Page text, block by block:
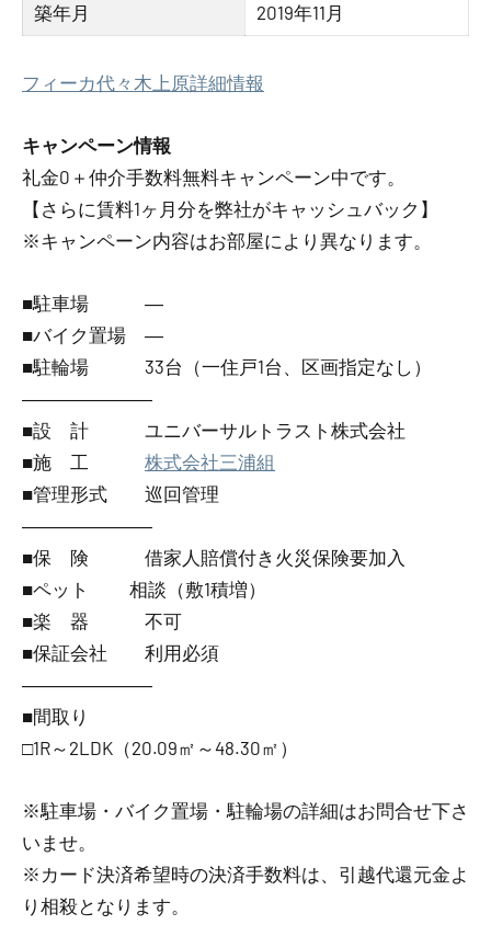
築年月 2019年11月
フィーカ代々木上原詳細情報
キャンペーン情報
礼金0 ＋ 仲介手数料無料キャンペーン中です。
【さらに賃料1ヶ月分を弊社がキャッシュバック】
※キャンペーン内容はお部屋により異なります。
■駐車場 ―
■バイク置場 ―
■駐輪場 33台（一住戸1台、区画指定なし）
―――――――
■設 計 ユニバーサルトラスト株式会社
■施 工 株式会社三浦組
■管理形式 巡回管理
―――――――
■保 険 借家人賠償付き火災保険要加入
■ペット 相談（敷1積増）
■楽 器 不可
■保証会社 利用必須
―――――――
■間取り
□1R～2LDK（20.09㎡～48.30㎡）
※駐車場・バイク置場・駐輪場の詳細はお問合せ下さ
いませ。
※カード決済希望時の決済手数料は、引越代還元金よ
り相殺となります。